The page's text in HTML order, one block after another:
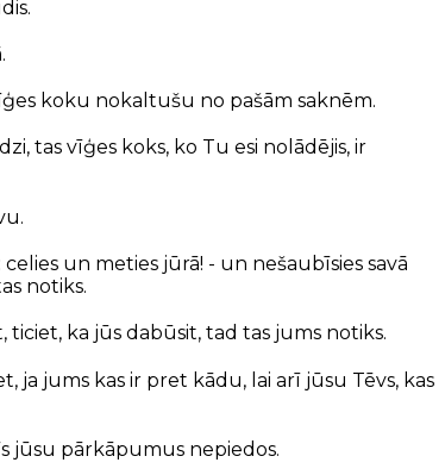
koku nokaltušu no pašām saknēm.
tas vīģes koks, ko Tu esi nolādējis, ir
un meties jūrā! - un nešaubīsies savā
notiks.
ticiet, ka jūs dabūsit, tad tas jums notiks.
ja jums kas ir pret kādu, lai arī jūsu Tēvs, kas
jūsu pārkāpumus nepiedos.